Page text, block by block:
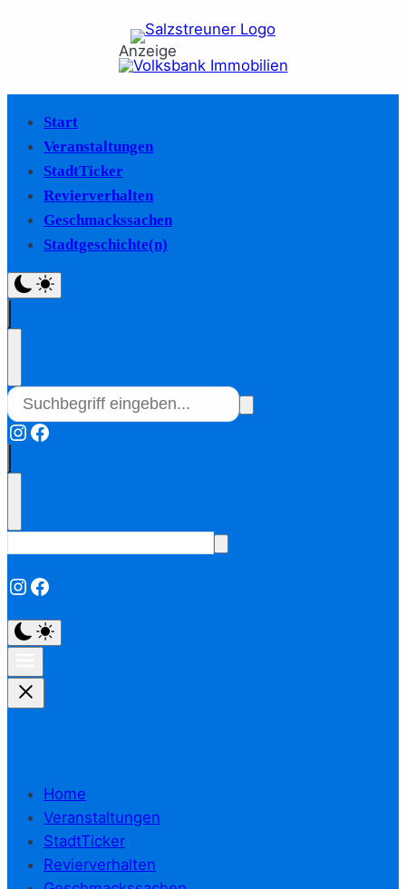
Anzeige
Start
Veranstaltungen
StadtTicker
Revierverhalten
Geschmackssachen
Stadtgeschichte(n)
Instagram
Facebook
Instagram
Facebook
Home
Veranstaltungen
StadtTicker
Revierverhalten